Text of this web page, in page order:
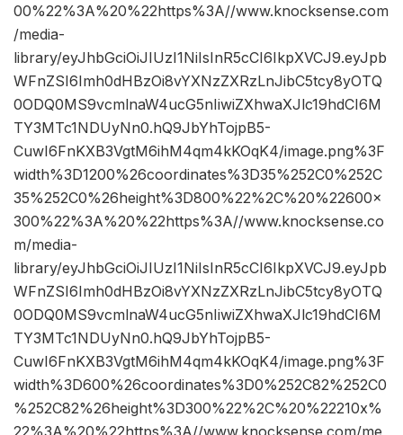
00%22%3A%20%22https%3A//www.knocksense.com
/media-
library/eyJhbGciOiJIUzI1NiIsInR5cCI6IkpXVCJ9.eyJpb
WFnZSI6Imh0dHBzOi8vYXNzZXRzLnJibC5tcy8yOTQ
0ODQ0MS9vcmlnaW4ucG5nIiwiZXhwaXJlc19hdCI6M
TY3MTc1NDUyNn0.hQ9JbYhTojpB5-
CuwI6FnKXB3VgtM6ihM4qm4kKOqK4/image.png%3F
width%3D1200%26coordinates%3D35%252C0%252C
35%252C0%26height%3D800%22%2C%20%22600×
300%22%3A%20%22https%3A//www.knocksense.co
m/media-
library/eyJhbGciOiJIUzI1NiIsInR5cCI6IkpXVCJ9.eyJpb
WFnZSI6Imh0dHBzOi8vYXNzZXRzLnJibC5tcy8yOTQ
0ODQ0MS9vcmlnaW4ucG5nIiwiZXhwaXJlc19hdCI6M
TY3MTc1NDUyNn0.hQ9JbYhTojpB5-
CuwI6FnKXB3VgtM6ihM4qm4kKOqK4/image.png%3F
width%3D600%26coordinates%3D0%252C82%252C0
%252C82%26height%3D300%22%2C%20%22210x%
22%3A%20%22https%3A//www.knocksense.com/me